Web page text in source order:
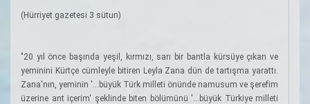
(Hürriyet gazetesi 3 sütun)
"20 yıl önce başında yeşil, kırmızı, sarı bir bantla kürsüye çıkan ve
yeminini Kürtçe cümleyle bitiren Leyla Zana dün de tartışma yarattı.
Zana'nın, yeminin '…büyük Türk milleti önünde namusum ve şerefim
üzerine ant içerim' şeklinde biten bölümünü '...büyük Türkiye milleti